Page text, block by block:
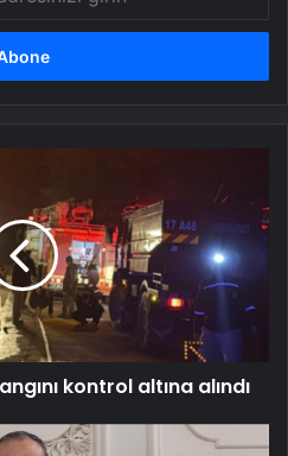
kontrol altına alındı